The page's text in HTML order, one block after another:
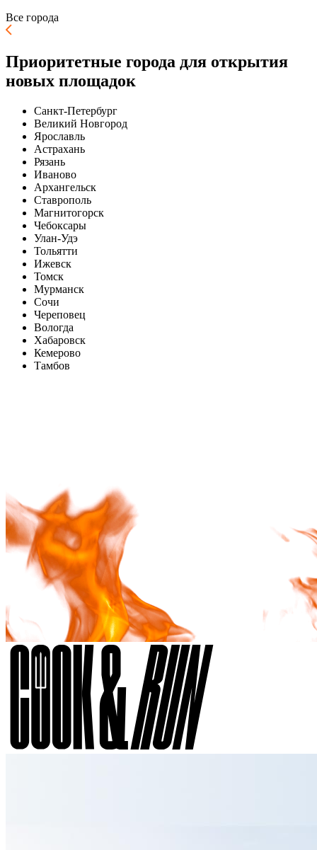
Все города
Приоритетные города для открытия
новых площадок
Санкт-Петербург
Великий Новгород
Ярославль
Астрахань
Рязань
Иваново
Архангельск
Ставрополь
Магнитогорск
Чебоксары
Улан-Удэ
Тольятти
Ижевск
Томск
Мурманск
Сочи
Череповец
Вологда
Хабаровск
Кемерово
Тамбов